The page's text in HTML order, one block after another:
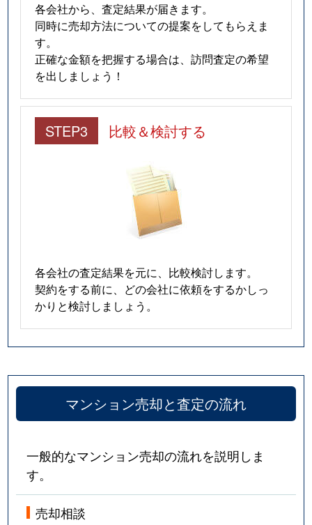
各会社から、査定結果が届きます。
同時に売却方法についての提案をしてもらえま
す。
正確な金額を把握する場合は、訪問査定の希望
を出しましょう！
STEP3 比較＆検討する
各会社の査定結果を元に、比較検討します。
契約をする前に、どの会社に依頼をするかしっ
かりと検討しましょう。
マンション売却と査定の流れ
一般的なマンション売却の流れを説明しま
す。
売却相談